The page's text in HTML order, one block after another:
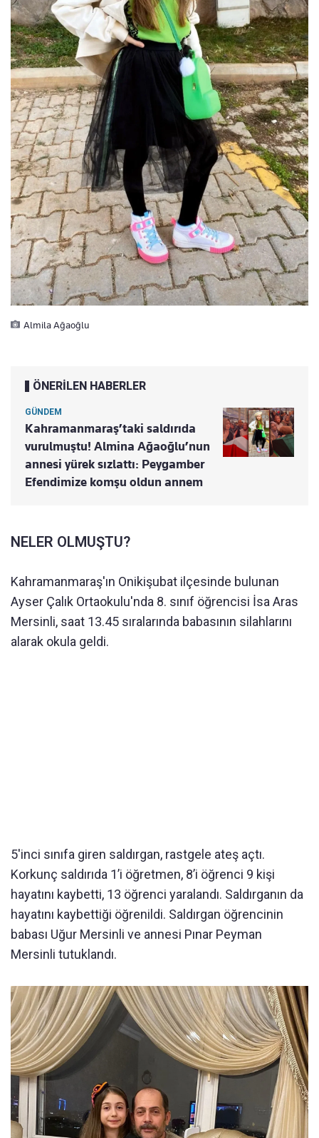
Almila Ağaoğlu
ÖNERİLEN HABERLER
GÜNDEM
Kahramanmaraş’taki saldırıda
vurulmuştu! Almina Ağaoğlu’nun
annesi yürek sızlattı: Peygamber
Efendimize komşu oldun annem
NELER OLMUŞTU?
Kahramanmaraş'ın Onikişubat ilçesinde bulunan
Ayser Çalık Ortaokulu'nda 8. sınıf öğrencisi İsa Aras
Mersinli, saat 13.45 sıralarında babasının silahlarını
alarak okula geldi.
5'inci sınıfa giren saldırgan, rastgele ateş açtı.
Korkunç saldırıda 1’i öğretmen, 8’i öğrenci 9 kişi
hayatını kaybetti, 13 öğrenci yaralandı. Saldırganın da
hayatını kaybettiği öğrenildi. Saldırgan öğrencinin
babası Uğur Mersinli ve annesi Pınar Peyman
Mersinli tutuklandı.